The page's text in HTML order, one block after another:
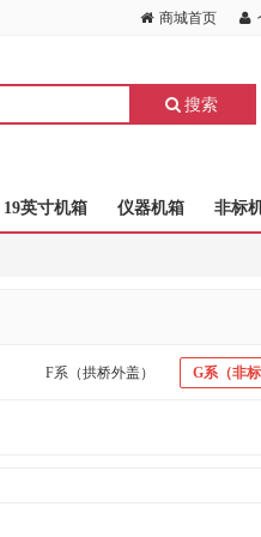
商城首页
搜索
19英寸机箱 仪器机箱 非标
F系（拱桥外盖） G系（非